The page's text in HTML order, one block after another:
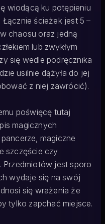
wiodącą ku potępieniu
Łącznie ścieżek jest 5 –
chaosu oraz jedną
lub zwykłym
się wedle podręcznika
usilnie dążyła do jej
z niej zawrócić).
poświęcę tutaj
magicznych
magiczne
szczęście czy
Przedmiotów jest sporo
wydaje się na swój
się wrażenia że
tylko zapchać miejsce.